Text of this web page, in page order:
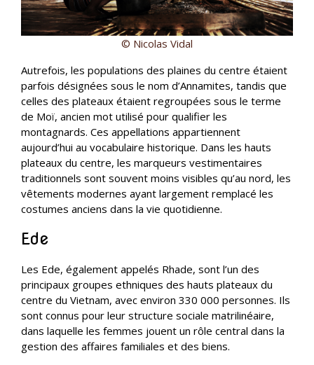
© Nicolas Vidal
Autrefois, les populations des plaines du centre étaient
parfois désignées sous le nom d’Annamites, tandis que
celles des plateaux étaient regroupées sous le terme
de Moï, ancien mot utilisé pour qualifier les
montagnards. Ces appellations appartiennent
aujourd’hui au vocabulaire historique. Dans les hauts
plateaux du centre, les marqueurs vestimentaires
traditionnels sont souvent moins visibles qu’au nord, les
vêtements modernes ayant largement remplacé les
costumes anciens dans la vie quotidienne.
Ede
Les Ede, également appelés Rhade, sont l’un des
principaux groupes ethniques des hauts plateaux du
centre du Vietnam, avec environ 330 000 personnes. Ils
sont connus pour leur structure sociale matrilinéaire,
dans laquelle les femmes jouent un rôle central dans la
gestion des affaires familiales et des biens.